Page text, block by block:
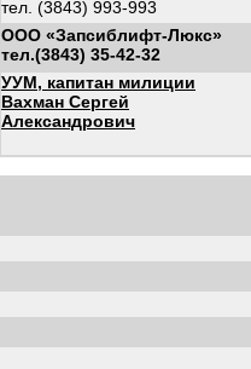
тел. (3843) 993-993
ООО «Запсиблифт-Люкс»
тел.(3843) 35-42-32
УУМ, капитан милиции
Вахман Сергей
Александрович